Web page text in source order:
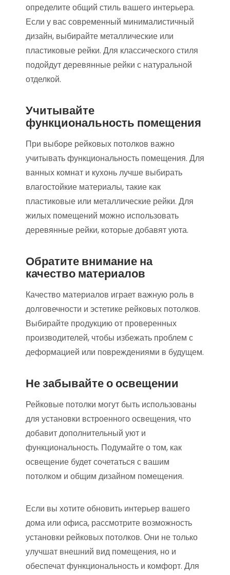
определите общий стиль вашего интерьера.
Если у вас современный минималистичный
дизайн, выбирайте металлические или
пластиковые рейки. Для классического стиля
подойдут деревянные рейки с натуральной
отделкой.
Учитывайте
функциональность помещения
При выборе рейковых потолков важно
учитывать функциональность помещения. Для
ванных комнат и кухонь лучше выбирать
влагостойкие материалы, такие как
пластиковые или металлические рейки. Для
жилых помещений можно использовать
деревянные рейки, которые добавят уюта.
Обратите внимание на
качество материалов
Качество материалов играет важную роль в
долговечности и эстетике рейковых потолков.
Выбирайте продукцию от проверенных
производителей, чтобы избежать проблем с
деформацией или повреждениями в будущем.
Не забывайте о освещении
Рейковые потолки могут быть использованы
для установки встроенного освещения, что
добавит дополнительный уют и
функциональность. Подумайте о том, как
освещение будет сочетаться с вашим
потолком и общим дизайном помещения.
Если вы хотите обновить интерьер вашего
дома или офиса, рассмотрите возможность
установки рейковых потолков. Они не только
улучшат внешний вид помещения, но и
обеспечат функциональность и комфорт. Для